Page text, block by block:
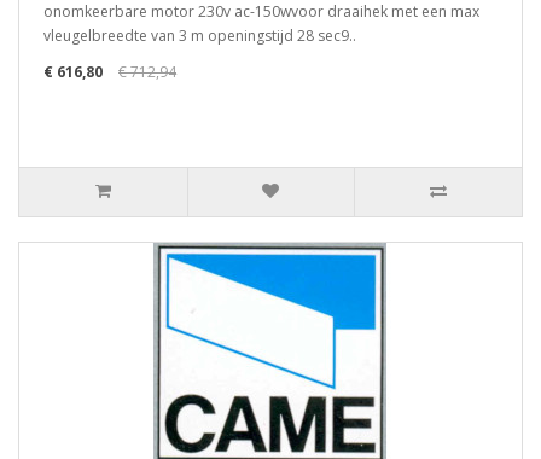
onomkeerbare motor 230v ac-150wvoor draaihek met een max
vleugelbreedte van 3 m openingstijd 28 sec9..
€ 616,80
€ 712,94